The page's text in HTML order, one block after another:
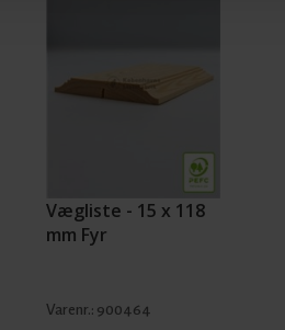
Vægliste - 15 x 118
mm Fyr
Varenr.: 900464